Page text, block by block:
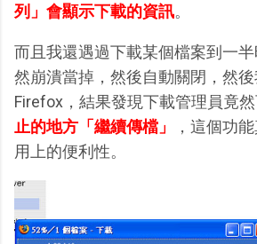
列」會顯示下載的資訊。
而且我還遇過下載某個檔案到一
然崩潰當掉，然後自動關閉，然
Firefox，結果發現下載管理員竟
止的地方「繼續傳檔」
，這個功
用上的便利性。